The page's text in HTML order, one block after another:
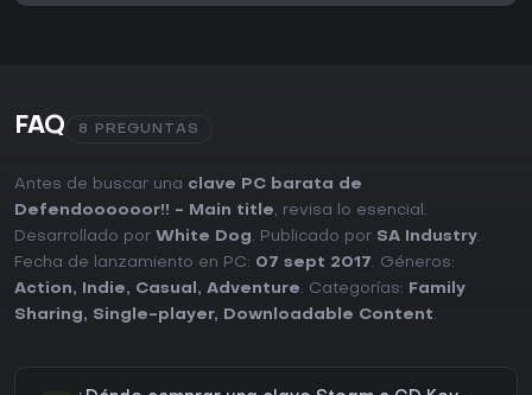
FAQ 8 PREGUNTAS
Antes de buscar una clave PC barata de
Defendoooooor!! - Main title, revisa lo esencial.
Desarrollado por White Dog. Publicado por SA Industry.
Fecha de lanzamiento en PC: 07 sept 2017. Géneros:
Action, Indie, Casual , Adventure. Categorías:
Family
Sharing, Single-player, Downloadable Content.